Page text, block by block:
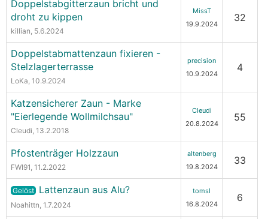
Doppelstabgitterzaun bricht und
droht zu kippen
killian, 5.6.2024
MissT
19.9.2024
32
Doppelstabmattenzaun fixieren -
Stelzlagerterrasse
LoKa, 10.9.2024
precision
10.9.2024
4
Katzensicherer Zaun - Marke
"Eierlegende Wollmilchsau"
Cleudi, 13.2.2018
Cleudi
20.8.2024
55
Pfostenträger Holzzaun
FWI91, 11.2.2022
altenberg
19.8.2024
33
Gelöst Lattenzaun aus Alu?
Noahittn, 1.7.2024
tomsl
16.8.2024
6